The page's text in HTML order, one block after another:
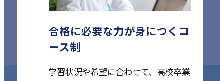
合格に必要な力が身につくコ
ース制
学習状況や希望に合わせて、高校卒業